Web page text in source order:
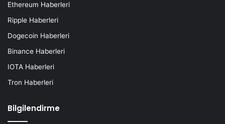
Ethereum Haberleri
Ripple Haberleri
Dogecoin Haberleri
Binance Haberleri
IOTA Haberleri
Tron Haberleri
Bilgilendirme